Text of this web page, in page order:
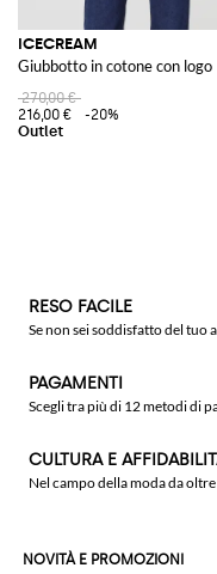
ICECREAM
Giubbotto in cotone con logo
270,00 €
216,00 €
-20%
RESO FACILE
Se non sei soddisfatto del tuo
PAGAMENTI
Scegli tra più di 12 metodi di
CULTURA E
Nel campo della moda da
NOVITÀ E PROMOZIONI